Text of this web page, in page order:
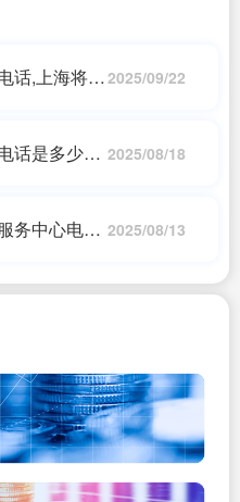
话,上海将军 2025/09/22
话是多少号 2025/08/18
务中心电话 2025/08/13